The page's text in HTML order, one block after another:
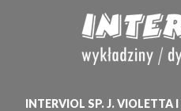
INTERVIOL SP. J.